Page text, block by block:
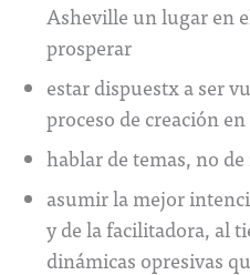
Asheville un lugar en
prosperar
estar dispuestx a ser
proceso de creación
hablar de temas, no
asumir la mejor
y de la facilitadora, al
dinámicas opresivas